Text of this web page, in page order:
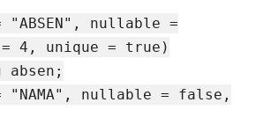
= "ABSEN", nullable =
4, unique = true)
= "NAMA", nullable = false,